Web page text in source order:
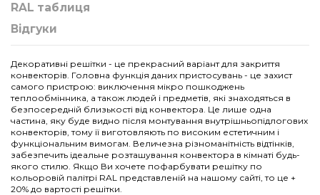
RAL таблиця
Відгуки
Декоративні решітки - це прекрасний варіант для закриття
конвекторів. Головна функція даних пристосувань - це захист
самого пристрою: виключення мікро пошкоджень
теплообмінника, а також людей і предметів, які знаходяться в
безпосередній близькості від конвектора. Це лише одна
частина, яку буде видно після монтування внутрішньопідлогових
конвекторів, тому її виготовляють по високим естетичним і
функціональним вимогам. Величезна різноманітність відтінків,
забезпечить ідеальне розташування конвектора в кімнаті будь-
якого стилю. Якщо Ви хочете пофарбувати решітку по
кольоровій палітрі RAL представленій на нашому сайті, то це +
20% до вартості решітки.